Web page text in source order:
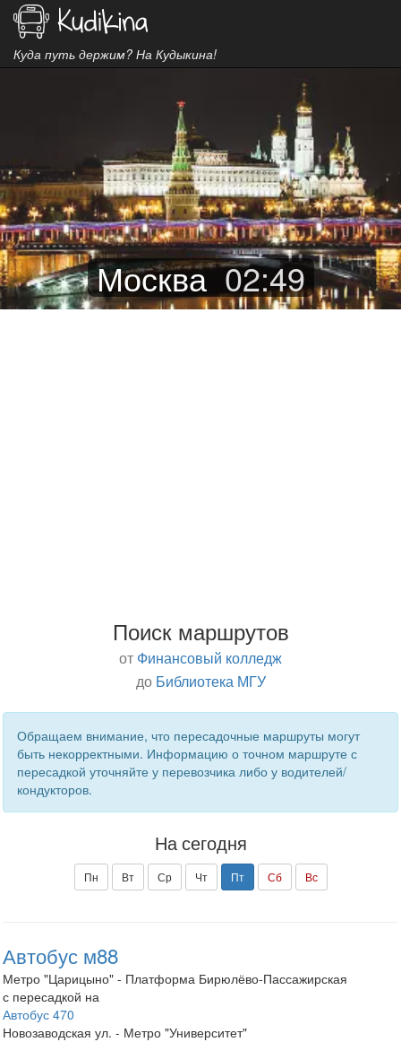
Куда путь держим? На Кудыкина!
Москва 02:49
Поиск маршрутов
от Финансовый колледж
до Библиотека МГУ
Обращаем внимание, что пересадочные маршруты могут
быть некорректными. Информацию о точном маршруте с
пересадкой уточняйте у перевозчика либо у водителей/
кондукторов.
На сегодня
Пн Вт Ср Чт Пт Сб Вс
Автобус м88
Метро "Царицыно" - Платформа Бирюлёво-Пассажирская
с пересадкой на
Автобус 470
Новозаводская ул. - Метро "Университет"